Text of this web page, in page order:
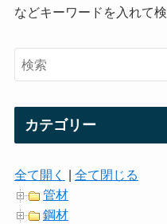
などキーワードを入れて
カテゴリー
全て開く | 全て閉じる
管材
鋼材